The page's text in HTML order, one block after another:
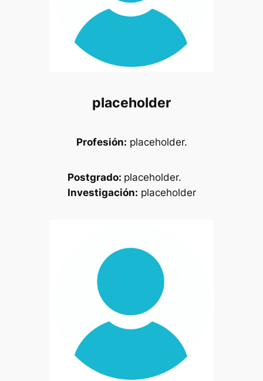
placeholder
Profesión: placeholder.
Postgrado: placeholder.
Investigación: placeholder